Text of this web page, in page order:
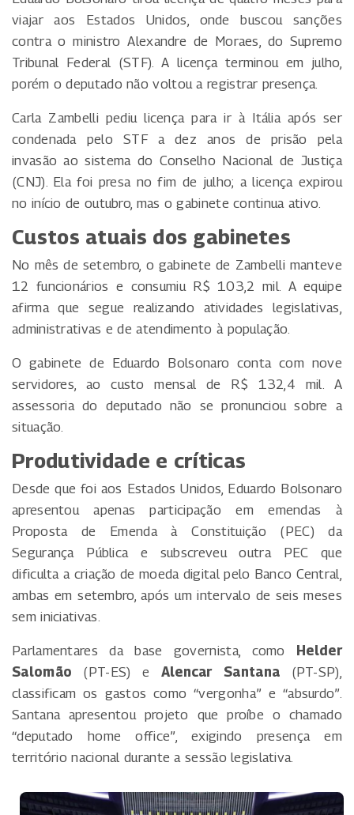
viajar aos Estados Unidos, onde buscou sanções
contra o ministro Alexandre de Moraes, do Supremo
Tribunal Federal (STF). A licença terminou em julho,
porém o deputado não voltou a registrar presença.
Carla Zambelli pediu licença para ir à Itália após ser
condenada pelo STF a dez anos de prisão pela
invasão ao sistema do Conselho Nacional de Justiça
(CNJ). Ela foi presa no fim de julho; a licença expirou
no início de outubro, mas o gabinete continua ativo.
Custos atuais dos gabinetes
No mês de setembro, o gabinete de Zambelli manteve
12 funcionários e consumiu R$ 103,2 mil. A equipe
afirma que segue realizando atividades legislativas,
administrativas e de atendimento à população.
O gabinete de Eduardo Bolsonaro conta com nove
servidores, ao custo mensal de R$ 132,4 mil. A
assessoria do deputado não se pronunciou sobre a
situação.
Produtividade e críticas
Desde que foi aos Estados Unidos, Eduardo Bolsonaro
apresentou apenas participação em emendas à
Proposta de Emenda à Constituição (PEC) da
Segurança Pública e subscreveu outra PEC que
dificulta a criação de moeda digital pelo Banco Central,
ambas em setembro, após um intervalo de seis meses
sem iniciativas.
Parlamentares da base governista, como Helder
Salomão (PT-ES) e Alencar Santana (PT-SP),
classificam os gastos como “vergonha” e “absurdo”.
Santana apresentou projeto que proíbe o chamado
“deputado home office”, exigindo presença em
território nacional durante a sessão legislativa.